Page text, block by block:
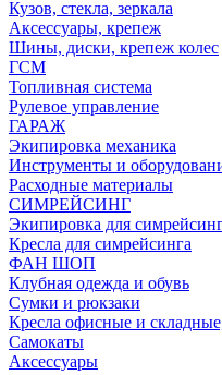
Кузов, стекла, зеркала
Аксессуары, крепеж
Шины, диски, крепеж колес
ГСМ
Топливная система
Рулевое управление
ГАРАЖ
Экипировка механика
Инструменты и
Расходные материалы
СИМРЕЙСИНГ
Экипировка для
Кресла для симрейсинга
ФАН ШОП
Клубная одежда и обувь
Сумки и рюкзаки
Кресла офисные и
Самокаты
Аксессуары